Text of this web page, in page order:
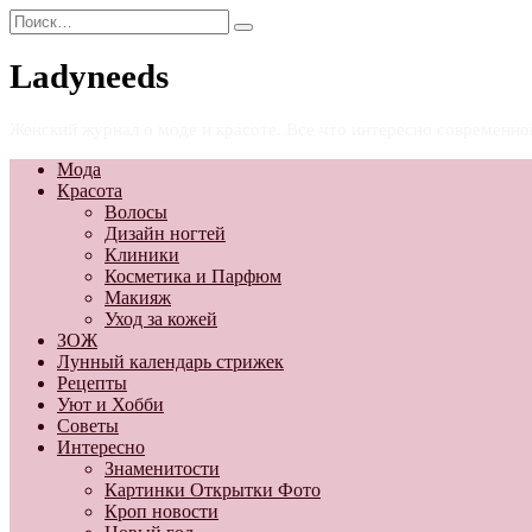
Перейти
к
содержанию
Search
for:
Ladyneeds
Мода
Красота
Волосы
Дизайн ногтей
Клиники
Косметика и Парфюм
Макияж
Уход за кожей
ЗОЖ
Лунный календарь стрижек
Рецепты
Уют и Хобби
Советы
Интересно
Знаменитости
Картинки Открытки Фото
Кроп новости